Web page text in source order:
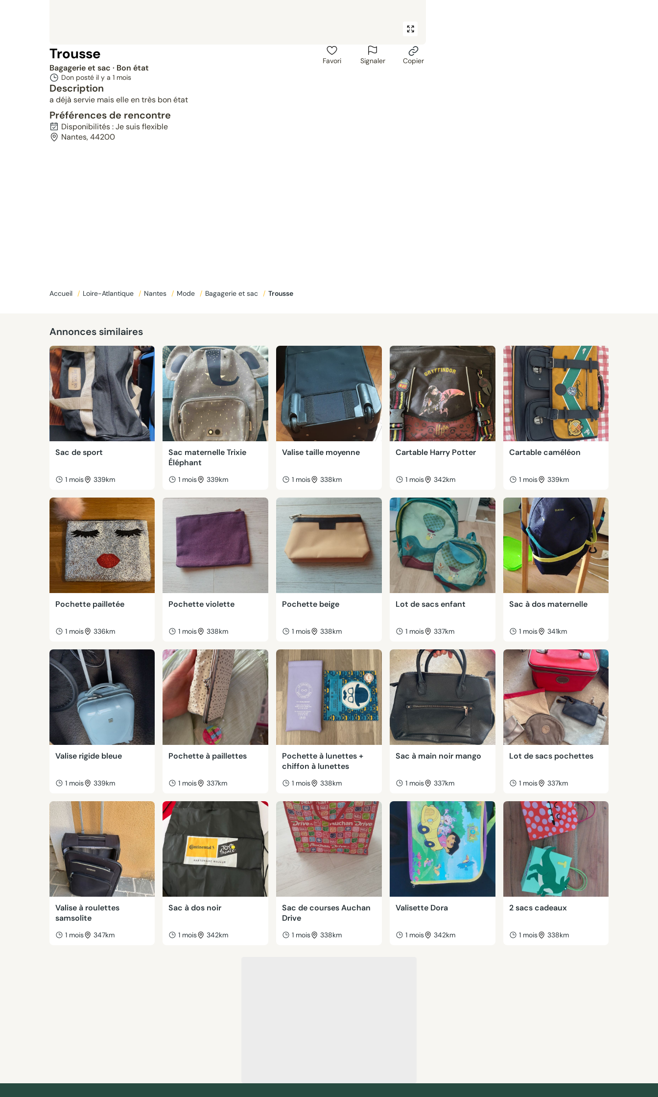
Trousse
Bagagerie et sac · Bon état
Don posté il y a 1 mois
Description
a déjà servie mais elle en très bon état
Favori Signaler Copier
Préférences de rencontre
Disponibilités : Je suis flexible
Nantes, 44200
Accueil / Loire-Atlantique / Nantes / Mode / Bagagerie et sac / Trousse
Annonces similaires
Sac de sport
1 mois 339km
Sac maternelle Trixie
Éléphant
1 mois 339km
Valise taille moyenne
1 mois 338km
Cartable Harry Potter
1 mois 342km
Cartable caméléon
1 mois 339km
Pochette pailletée
1 mois 336km
Pochette violette
1 mois 338km
Pochette beige
1 mois 338km
Lot de sacs enfant
1 mois 337km
Sac à dos maternelle
1 mois 341km
Valise rigide bleue
1 mois 339km
Pochette à paillettes
1 mois 337km
Pochette à lunettes +
chiffon à lunettes
1 mois 338km
Sac à main noir mango
1 mois 337km
Lot de sacs pochettes
1 mois 337km
Valise à roulettes
samsolite
1 mois 347km
Sac à dos noir
1 mois 342km
Sac de courses Auchan
Drive
1 mois 338km
Valisette Dora
1 mois 342km
2 sacs cadeaux
1 mois 338km